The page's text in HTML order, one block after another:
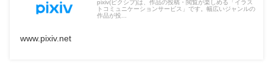
pixiv(ピクシブ)は、作品の投稿・閲覧が楽しめる「イラス
トコミュニケーションサービス」です。幅広いジャンルの
作品が投...
www.pixiv.net